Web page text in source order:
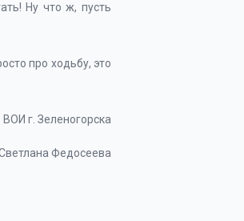
Ну что ж, пусть
про ходьбу, это
г. Зеленогорска
Федосеева